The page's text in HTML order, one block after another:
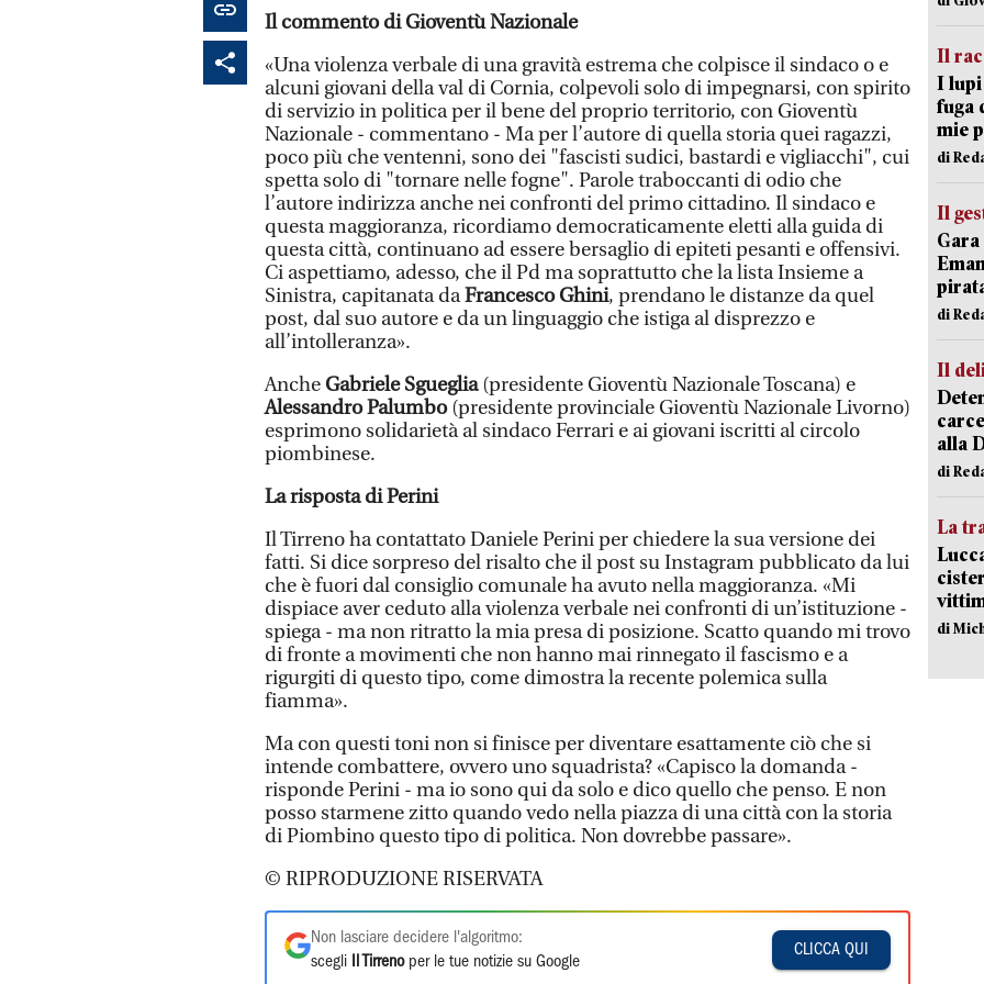
Il commento di Gioventù Nazionale
«Una violenza verbale di una gravità estrema che colpisce il sindaco o e
alcuni giovani della val di Cornia, colpevoli solo di impegnarsi, con spirito
di servizio in politica per il bene del proprio territorio, con Gioventù
Nazionale - commentano - Ma per l’autore di quella storia quei ragazzi,
poco più che ventenni, sono dei "fascisti sudici, bastardi e vigliacchi", cui
spetta solo di "tornare nelle fogne". Parole traboccanti di odio che
l’autore indirizza anche nei confronti del primo cittadino. Il sindaco e
questa maggioranza, ricordiamo democraticamente eletti alla guida di
questa città, continuano ad essere bersaglio di epiteti pesanti e offensivi.
Ci aspettiamo, adesso, che il Pd ma soprattutto che la lista Insieme a
Sinistra, capitanata daFrancesco Ghini, prendano le distanze da quel
post, dal suo autore e da un linguaggio che istiga al disprezzo e
all’intolleranza».
AncheGabriele Sgueglia(presidente Gioventù Nazionale Toscana) e
Alessandro Palumbo(presidente provinciale Gioventù Nazionale Livorno)
esprimono solidarietà al sindaco Ferrari e ai giovani iscritti al circolo
piombinese.
La risposta di Perini
Il Tirreno ha contattato Daniele Perini per chiedere la sua versione dei
fatti. Si dice sorpreso del risalto che il post su Instagram pubblicato da lui
che è fuori dal consiglio comunale ha avuto nella maggioranza. «Mi
dispiace aver ceduto alla violenza verbale nei confronti di un’istituzione -
spiega - ma non ritratto la mia presa di posizione. Scatto quando mi trovo
di fronte a movimenti che non hanno mai rinnegato il fascismo e a
rigurgiti di questo tipo, come dimostra la recente polemica sulla
fiamma».
Ma con questi toni non si finisce per diventare esattamente ciò che si
intende combattere, ovvero uno squadrista? «Capisco la domanda -
risponde Perini - ma io sono qui da solo e dico quello che penso. E non
posso starmene zitto quando vedo nella piazza di una città con la storia
di Piombino questo tipo di politica. Non dovrebbe passare».
© RIPRODUZIONE RISERVATA
Non lasciare decidere l'algoritmo:
scegli
Il Tirrenoper le tue notizie su Google
CLICCA QUI
Il
I lupi
fuga
mie
di
Il
di
Il
alla
di
La
di